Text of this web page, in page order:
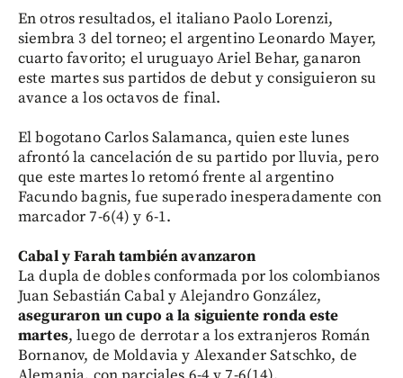
En otros resultados, el italiano Paolo Lorenzi,
siembra 3 del torneo; el argentino Leonardo Mayer,
cuarto favorito; el uruguayo Ariel Behar, ganaron
este martes sus partidos de debut y consiguieron su
avance a los octavos de final.
El bogotano Carlos Salamanca, quien este lunes
afrontó la cancelación de su partido por lluvia, pero
que este martes lo retomó frente al argentino
Facundo bagnis, fue superado inesperadamente con
marcador 7-6(4) y 6-1.
Cabal y Farah también avanzaron
La dupla de dobles conformada por los colombianos
Juan Sebastián Cabal y Alejandro González,
aseguraron un cupo a la siguiente ronda este
martes, luego de derrotar a los extranjeros Román
Bornanov, de Moldavia y Alexander Satschko, de